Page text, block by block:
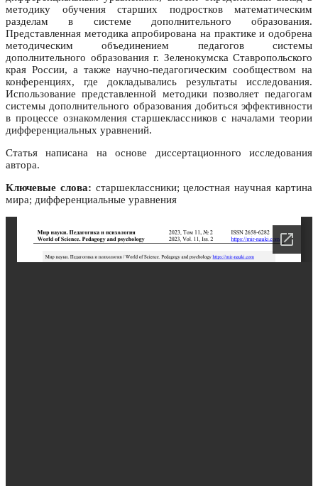
методику обучения старших подростков математическим
разделам в системе дополнительного образования.
Представленная методика апробирована на практике и одобрена
методическим объединением педагогов системы
дополнительного образования г. Зеленокумска Ставропольского
края России, а также научно-педагогическим сообществом на
конференциях, где докладывались результаты исследования.
Использование представленной методики позволяет педагогам
системы дополнительного образования добиться эффективности
в процессе ознакомления старшеклассников с началами теории
дифференциальных уравнений.
Статья написана на основе диссертационного исследования
автора.
Ключевые слова: старшеклассники; целостная научная картина
мира; дифференциальные уравнения